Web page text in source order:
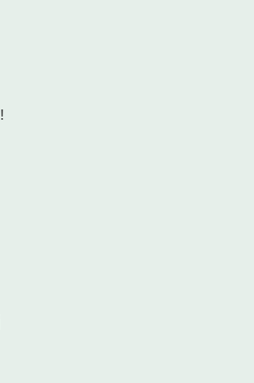
مع فريق من المهندسين المحترفين لتصميم البيوت الزجاجية المناسبة، وخدمة ما بعد البيع الكاملة، والبيع المباشر من المصنع إليكم الآن!